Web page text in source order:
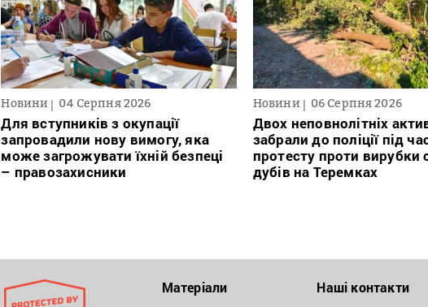
Новини 04 Серпня 2026
Для вступників з окупації
запровадили нову вимогу, яка
може загрожувати їхній безпеці
– правозахисники
Новини 06 Серпня 2026
Двох неповнолітніх
забрали до поліції під
протесту проти вирубки
дубів на Теремках
Матеріали Наші контакти